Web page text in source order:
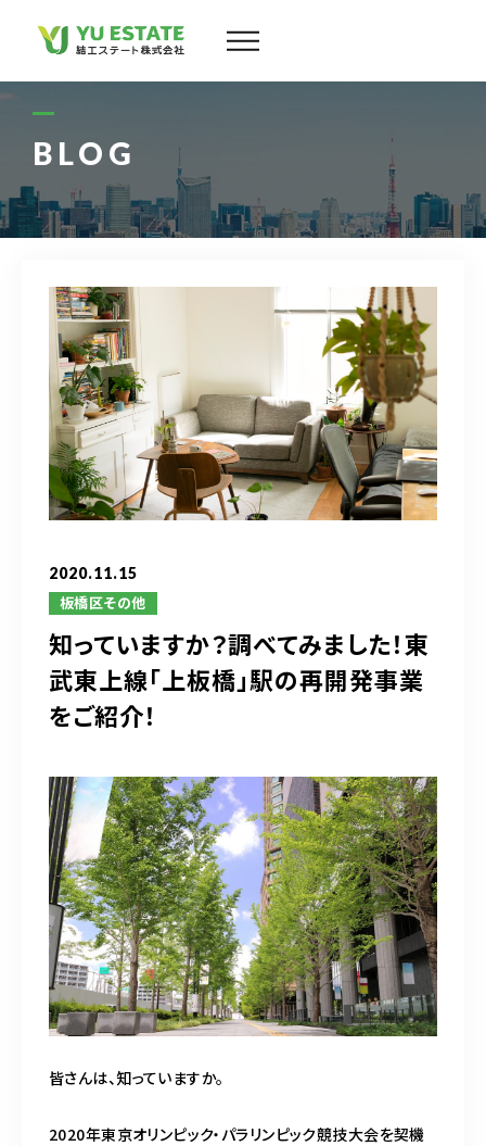
BLOG
2020.11.15
板橋区その他
知っていますか？調べてみました！東
武東上線「上板橋」駅の再開発事業
をご紹介！
皆さんは、知っていますか。
2020年東京オリンピック・パラリンピック競技大会を契機
物件情報
お客様の声
よくある質問
ブログ
03-6909-2648
営業時間 10：00～19：00（定休日 水曜日）
お問い合わせはこちら